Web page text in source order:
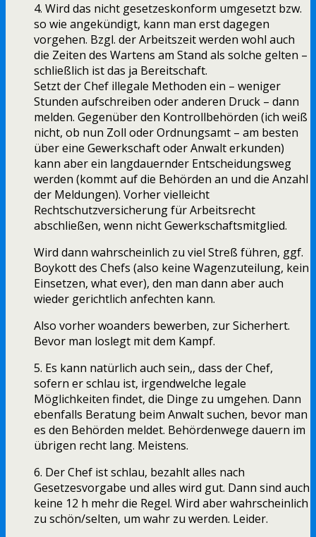
4. Wird das nicht gesetzeskonform umgesetzt bzw.
so wie angekündigt, kann man erst dagegen
vorgehen. Bzgl. der Arbeitszeit werden wohl auch
die Zeiten des Wartens am Stand als solche gelten –
schließlich ist das ja Bereitschaft.
Setzt der Chef illegale Methoden ein – weniger
Stunden aufschreiben oder anderen Druck – dann
melden. Gegenüber den Kontrollbehörden (ich weiß
nicht, ob nun Zoll oder Ordnungsamt – am besten
über eine Gewerkschaft oder Anwalt erkunden)
kann aber ein langdauernder Entscheidungsweg
werden (kommt auf die Behörden an und die Anzahl
der Meldungen). Vorher vielleicht
Rechtschutzversicherung für Arbeitsrecht
abschließen, wenn nicht Gewerkschaftsmitglied.
Wird dann wahrscheinlich zu viel Streß führen, ggf.
Boykott des Chefs (also keine Wagenzuteilung, kein
Einsetzen, what ever), den man dann aber auch
wieder gerichtlich anfechten kann.
Also vorher woanders bewerben, zur Sicherhert.
Bevor man loslegt mit dem Kampf.
5. Es kann natürlich auch sein,, dass der Chef,
sofern er schlau ist, irgendwelche legale
Möglichkeiten findet, die Dinge zu umgehen. Dann
ebenfalls Beratung beim Anwalt suchen, bevor man
es den Behörden meldet. Behördenwege dauern im
übrigen recht lang. Meistens.
6. Der Chef ist schlau, bezahlt alles nach
Gesetzesvorgabe und alles wird gut. Dann sind auch
keine 12 h mehr die Regel. Wird aber wahrscheinlich
zu schön/selten, um wahr zu werden. Leider.